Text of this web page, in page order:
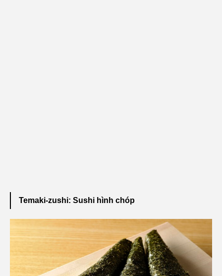
Temaki-zushi: Sushi hình chóp